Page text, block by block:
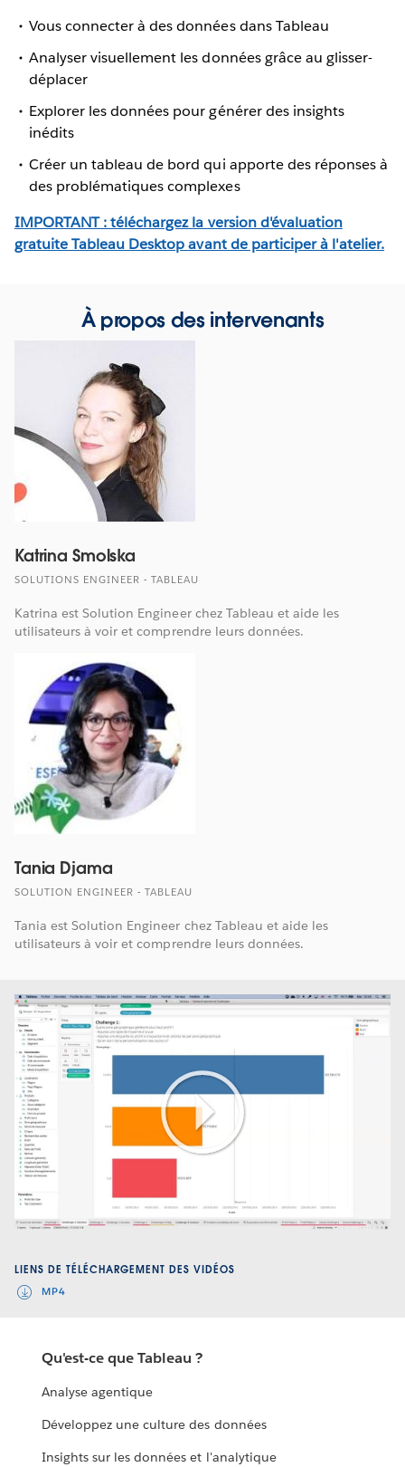
Vous connecter à des données dans Tableau
Analyser visuellement les données grâce au glisser-
déplacer
Explorer les données pour générer des insights
inédits
Créer un tableau de bord qui apporte des réponses à
des problématiques complexes
IMPORTANT : téléchargez la version d'évaluation
gratuite Tableau Desktop avant de participer à l'atelier.
À propos des intervenants
Katrina Smolska
SOLUTIONS ENGINEER - TABLEAU
Katrina est Solution Engineer chez Tableau et aide les
utilisateurs à voir et comprendre leurs données.
Tania Djama
SOLUTION ENGINEER - TABLEAU
Tania est Solution Engineer chez Tableau et aide les
utilisateurs à voir et comprendre leurs données.
Play
Video
LIENS DE TÉLÉCHARGEMENT DES VIDÉOS
MP4
Qu'est-ce que Tableau ?
Analyse agentique
Développez une culture des données
Insights sur les données et l'analytique